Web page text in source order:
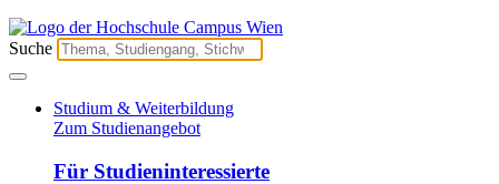
Suche
Studium & Weiterbildung
Zum Studienangebot
Für Studieninteressierte